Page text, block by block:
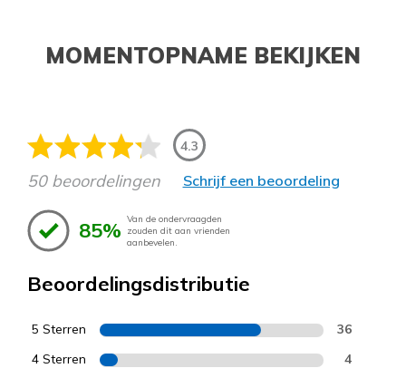
MOMENTOPNAME BEKIJKEN
4.3
50 beoordelingen Schrijf een beoordeling
85% Van de ondervraagden
zouden dit aan vrienden
aanbevelen.
Beoordelingsdistributie
5 Sterren 36
4 Sterren 4